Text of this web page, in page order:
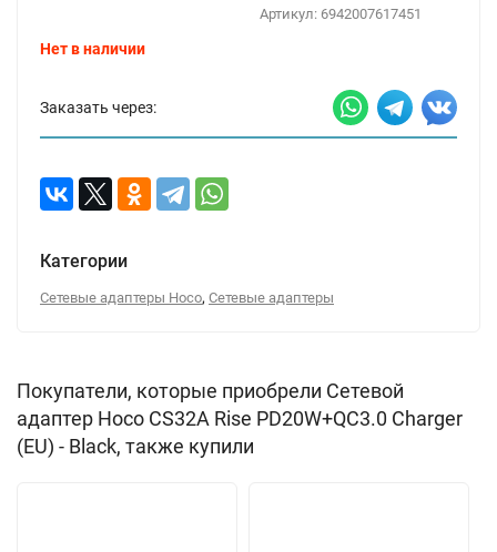
Артикул: 6942007617451
Нет в наличии
Заказать через:
Категории
Сетевые адаптеры Hoco, Сетевые адаптеры
Покупатели, которые приобрели Сетевой
адаптер Hoco CS32A Rise PD20W+QC3.0 Charger
(EU) - Black, также купили